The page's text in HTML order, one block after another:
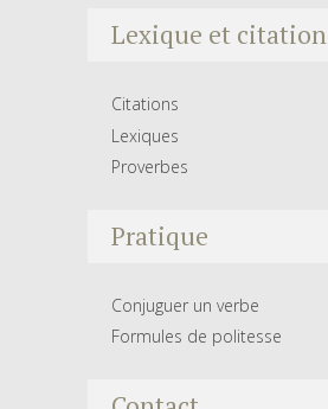
Lexique et citation
Citations
Lexiques
Proverbes
Pratique
Conjuguer un verbe
Formules de politesse